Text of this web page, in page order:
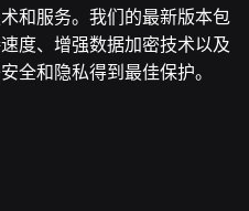
和服务。我们的最新版本包
度、增强数据加密技术以及
全和隐私得到最佳保护。